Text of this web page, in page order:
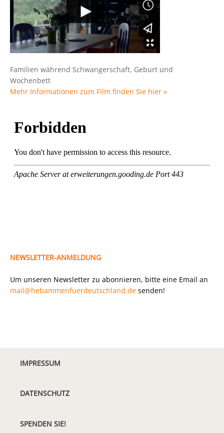
Familien während Schwangerschaft, Geburt und
Wochenbett
Mehr Informationen zum Film finden Sie hier »
NEWSLETTER-ANMELDUNG
Um unseren Newsletter zu abonnieren, bitte eine Email an
mail@hebammenfuerdeutschland.de senden!
IMPRESSUM
DATENSCHUTZ
SPENDEN SIE!